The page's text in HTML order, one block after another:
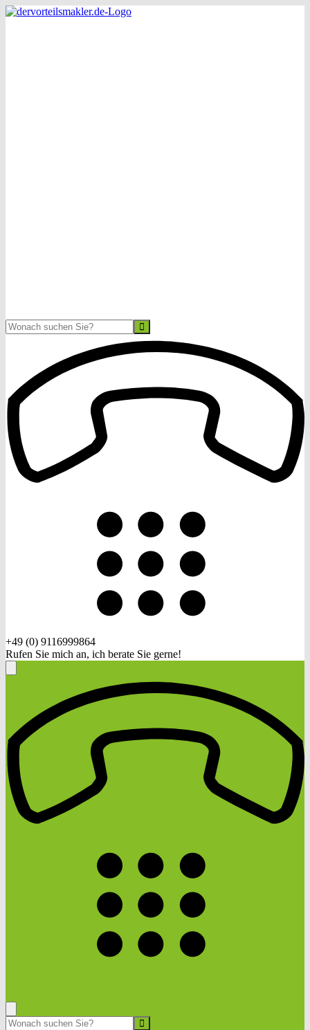
+49 (0) 9116999864
Rufen Sie mich an, ich berate Sie gerne!